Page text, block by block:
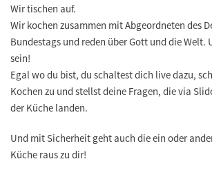
Wir tischen auf.
Wir kochen zusammen mit Abgeordneten des
Bundestags und reden über Gott und die Welt.
sein!
Egal wo du bist, du schaltest dich live dazu,
Kochen zu und stellst deine Fragen, die via
der Küche landen.
Und mit Sicherheit geht auch die ein oder
Küche raus zu dir!